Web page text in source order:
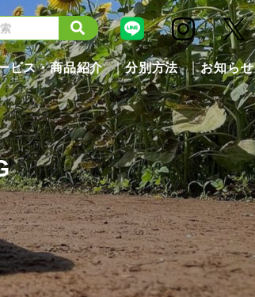
ビス・商品紹介 分別方法 お知らせ